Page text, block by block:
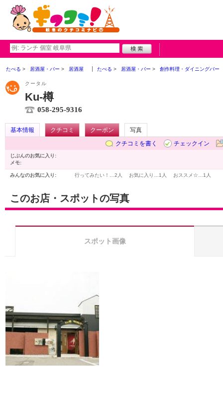
たべる 居酒屋・バー 居酒屋 たべる 居酒屋・バー 創作料理・ダイニングバー
クータル
Ku-樽
058-295-9316
基本情報 クチコミ クーポン
写真
クチコミを書く
チェックイン
じぶんのお気に入り:
メモ:
みんなのお気に入り: 行ってみたい！… 2人 お気に入り… 1人 おススメ☆… 1人
このお店・スポットの写真
スポット画像